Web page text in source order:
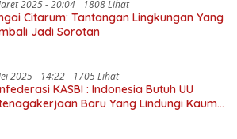
2025 - 20:04 1808 Lihat
Citarum: Tantangan Lingkungan Yang
Jadi Sorotan
2025 - 14:22 1705 Lihat
KASBI : Indonesia Butuh UU
Baru Yang Lindungi Kaum